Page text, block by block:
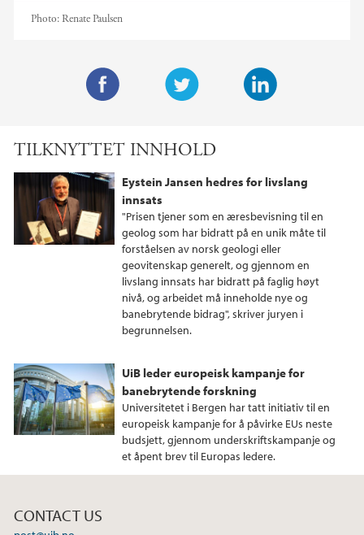
Photo: Renate Paulsen
i
e
r
d
I
n
e
b
o
o
TILKNYTTET INNHOLD
Eystein Jansen hedres for livslang
innsats
"Prisen tjener som en æresbevisning til en
geolog som har bidratt på en unik måte til
forståelsen av norsk geologi eller
geovitenskap generelt, og gjennom en
livslang innsats har bidratt på faglig høyt
nivå, og arbeidet må inneholde nye og
banebrytende bidrag", skriver juryen i
begrunnelsen.
UiB leder europeisk kampanje for
banebrytende forskning
Universitetet i Bergen har tatt initiativ til en
europeisk kampanje for å påvirke EUs neste
budsjett, gjennom underskriftskampanje og
et åpent brev til Europas ledere.
CONTACT US